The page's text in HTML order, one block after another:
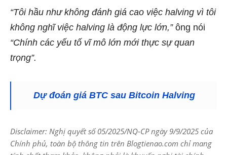
“Tôi hầu như không đánh giá cao việc halving vì tôi
không nghĩ việc halving là động lực lớn,”ông nói
“Chính các yếu tố vĩ mô lớn mới thực sự quan
trọng”.
Dự đoán giá BTC sau Bitcoin Halving
Disclaimer: Nghị quyết số 05/2025/NQ-CP ngày 9/9/2025 của
Chính phủ, toàn bộ thông tin trên Blogtienao.com chỉ mang